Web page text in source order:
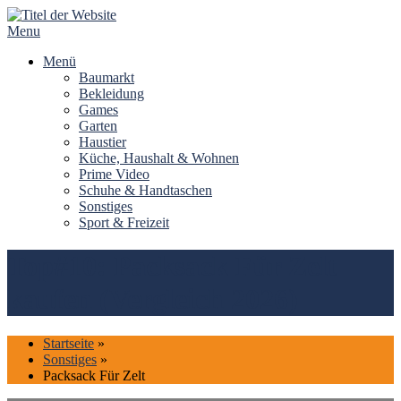
Skip
to
Menu
Menü
Baumarkt
Bekleidung
Games
Garten
Haustier
Küche, Haushalt & Wohnen
Prime Video
Schuhe & Handtaschen
Sonstiges
Sport & Freizeit
Startseite »
Sonstiges »
Packsack Für Zelt